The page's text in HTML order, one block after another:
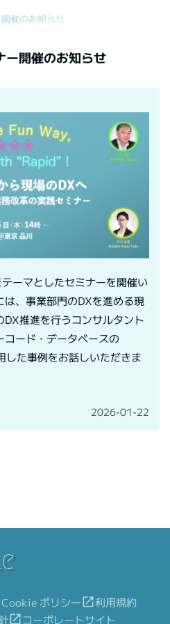
催のお知らせ
ー開催のお知らせ
ーマとしたセミナーを開催い
、事業部門のDXを進める現
推進を行うコンサルタント
ード・データベースの
した事例をお話しいただきま
2026-01-22
Cookie ポリシーlaunch利用規約
launch コーポレートサイト